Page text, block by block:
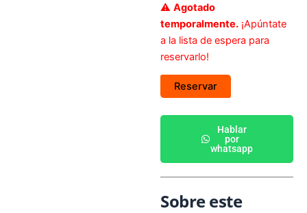
⚠️ Agotado
temporalmente. ¡Apúntate
a la lista de espera para
reservarlo!
Reservar
Hablar
por
whatsapp
Sobre este